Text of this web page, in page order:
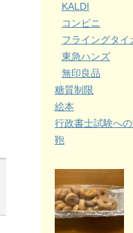
KALDI
コンビニ
フライングタイ
東急ハンズ
無印良品
糖質制限
絵本
行政書士試験への
鞄